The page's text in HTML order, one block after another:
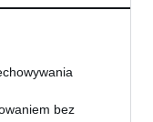
bez